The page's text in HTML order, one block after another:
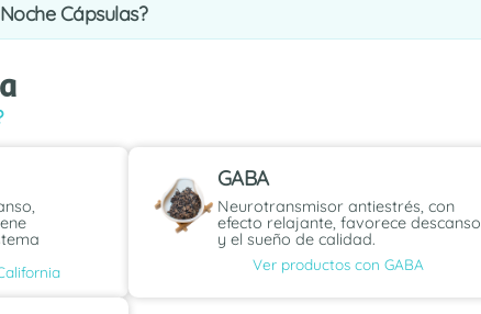
Cápsulas?
GABA
Neurotransmisor antiestrés, con
efecto relajante, favorece descanso
y el sueño de calidad.
Ver productos con GABA